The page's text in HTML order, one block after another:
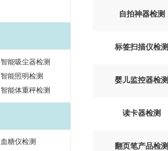
智能吸尘器检测
智能照明检测
智能体重秤检测
血糖仪检测
自拍神器检测
标签扫描仪检测
婴儿监控器检测
读卡器检测
翻页笔产品检测